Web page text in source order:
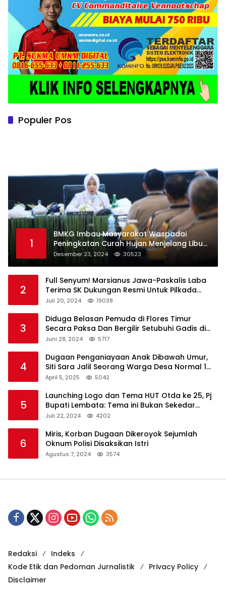
Populer Pos
1
BMKG Imbau Masyarakat Waspadai
Peningkatan Curah Hujan Menjelang Libur
Natal dan Tahun Baru
Desember 23, 2024 30523
2
Full Senyum! Marsianus Jawa-Paskalis Laba
Terima SK Dukungan Resmi Untuk Pilkada
Lembata
Juli 20, 2024 19038
3
Diduga Belasan Pemuda di Flores Timur
Secara Paksa Dan Bergilir Setubuhi Gadis di
Bawah Umur
Juni 28, 2024 5717
4
Dugaan Penganiayaan Anak Dibawah Umur,
Siti Sara Jalil Seorang Warga Desa Normal 1
Melapor ke Polisi
April 5, 2025 5042
5
Launching Logo dan Tema HUT Otda ke 25, Pj
Bupati Lembata: Tema ini Bukan Sekedar
Refleksi Semalam
Juli 22, 2024 4202
6
Miris, Korban Dugaan Dikeroyok Sejumlah
Oknum Polisi Disaksikan Istri
Agustus 7, 2024 3574
Redaksi
Indeks
Kode Etik dan Pedoman Jurnalistik
Privacy Policy
Disclaimer